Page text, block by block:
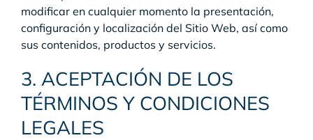
modificar en cualquier momento la presentación,
configuración y localización del Sitio Web, así como
sus contenidos, productos y servicios.
3. ACEPTACIÓN DE LOS
TÉRMINOS Y CONDICIONES
LEGALES